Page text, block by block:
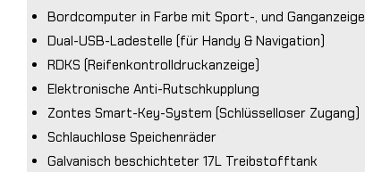
Bordcomputer in Farbe mit Sport-, und Ganganzeige
Dual-USB-Ladestelle (für Handy & Navigation)
RDKS (Reifenkontrolldruckanzeige)
Elektronische Anti-Rutschkupplung
Zontes Smart-Key-System (Schlüsselloser Zugang)
Schlauchlose Speichenräder
Galvanisch beschichteter 17L Treibstofftank